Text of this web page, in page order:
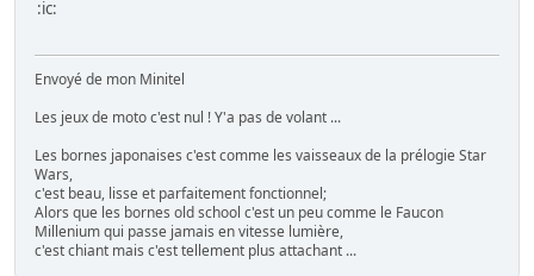
:ic:
Envoyé de mon Minitel
Les jeux de moto c'est nul ! Y'a pas de volant ...
Les bornes japonaises c'est comme les vaisseaux de la prélogie Star
Wars,
c'est beau, lisse et parfaitement fonctionnel;
Alors que les bornes old school c'est un peu comme le Faucon
Millenium qui passe jamais en vitesse lumière,
c'est chiant mais c'est tellement plus attachant ...